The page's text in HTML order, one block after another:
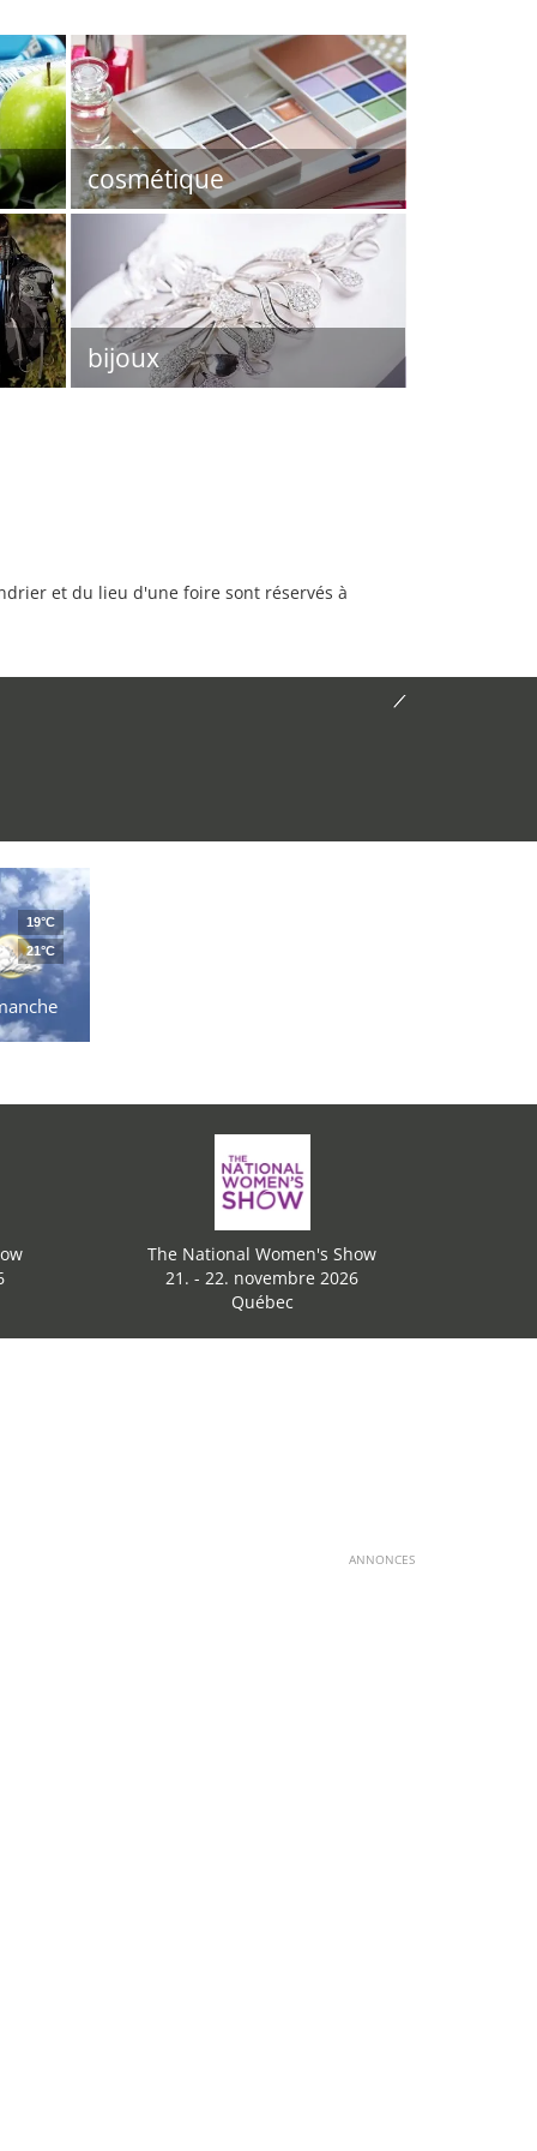
cosmétique
bijoux
et du lieu d'une foire sont réservés à
19°C
21°C
The National Women's Show
21. - 22. novembre 2026
Québec
ANNONCES